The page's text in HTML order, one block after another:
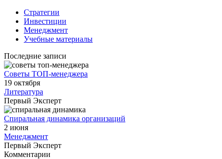
Стратегии
Инвестиции
Менеджмент
Учебные материалы
Последние записи
Советы ТОП-менеджера
19 октября
Литература
Первый Эксперт
Спиральная динамика организаций
2 июня
Менеджмент
Первый Эксперт
Комментарии